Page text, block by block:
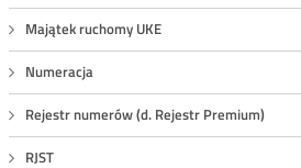
Majątek ruchomy UKE
Numeracja
Rejestr numerów (d. Rejestr Premium)
RJST